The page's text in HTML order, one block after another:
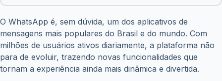
O WhatsApp é, sem dúvida, um dos aplicativos de
mensagens mais populares do Brasil e do mundo. Com
milhões de usuários ativos diariamente, a plataforma não
para de evoluir, trazendo novas funcionalidades que
tornam a experiência ainda mais dinâmica e divertida.